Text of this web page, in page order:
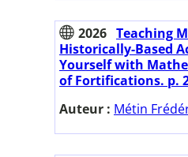
2026 Teaching
Historically-Based
Yourself with
of Fortifications. p.
Auteur : Métin